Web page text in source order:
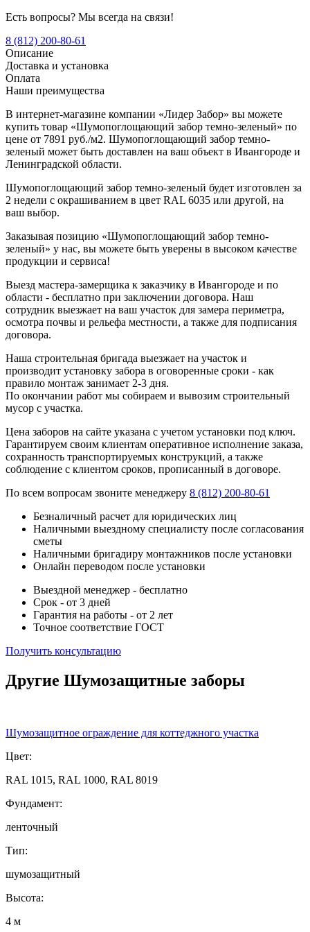
Есть вопросы? Мы всегда на связи!
8 (812) 200-80-61
Описание
Доставка и установка
Оплата
Наши преимущества
В интернет-магазине компании «Лидер Забор» вы можете
купить товар «Шумопоглощающий забор темно-зеленый» по
цене от 7891 руб./м2. Шумопоглощающий забор темно-
зеленый может быть доставлен на ваш объект в Ивангороде и
Ленинградской области.
Шумопоглощающий забор темно-зеленый будет изготовлен за
2 недели с окрашиванием в цвет RAL 6035 или другой, на
ваш выбор.
Заказывая позицию «Шумопоглощающий забор темно-
зеленый» у нас, вы можете быть уверены в высоком качестве
продукции и сервиса!
Выезд мастера-замерщика к заказчику в Ивангороде и по
области - бесплатно при заключении договора. Наш
сотрудник выезжает на ваш участок для замера периметра,
осмотра почвы и рельефа местности, а также для подписания
договора.
Наша строительная бригада выезжает на участок и
производит установку забора в оговоренные сроки - как
правило монтаж занимает 2-3 дня.
По окончании работ мы собираем и вывозим строительный
мусор с участка.
Цена заборов на сайте указана с учетом установки под ключ.
Гарантируем своим клиентам оперативное исполнение заказа,
сохранность транспортируемых конструкций, а также
соблюдение с клиентом сроков, прописанный в договоре.
По всем вопросам звоните менеджеру 8 (812) 200-80-61
Безналичный расчет для юридических лиц
Наличными выездному специалисту после согласования
сметы
Наличными бригадиру монтажников после установки
Онлайн переводом после установки
Выездной менеджер - бесплатно
Срок - от 3 дней
Гарантия на работы - от 2 лет
Точное соответствие ГОСТ
Получить консультацию
Другие Шумозащитные заборы
Шумозащитное ограждение для коттеджного участка
Цвет:
RAL 1015, RAL 1000, RAL 8019
Фундамент:
ленточный
Тип:
шумозащитный
Высота:
4 м